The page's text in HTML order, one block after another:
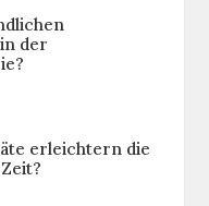
der
erleichtern die